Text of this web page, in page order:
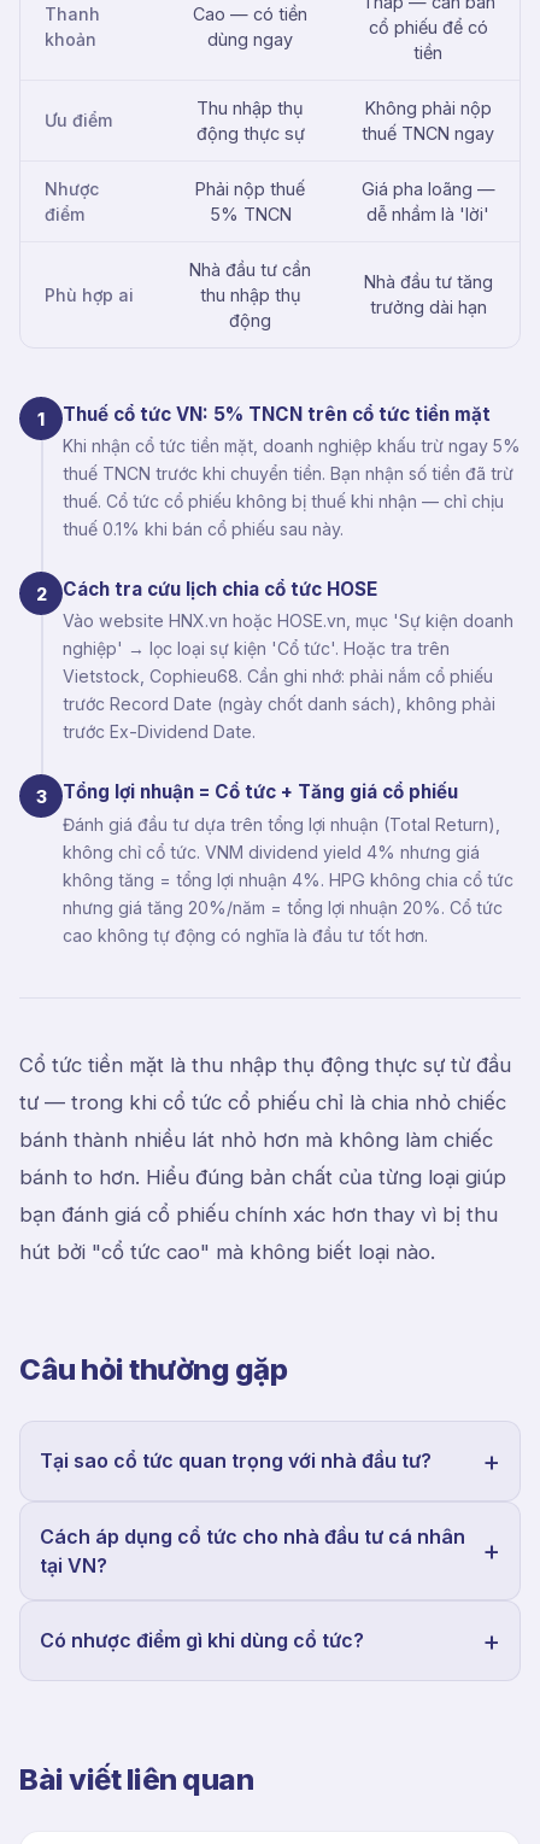
Thanh
khoản
Cao — có tiền
dùng ngay
cổ phiếu để có
tiền
Ưu điểm
Thu nhập thụ
động thực sự
Không phải nộp
thuế TNCN ngay
Nhược
điểm
Phải nộp thuế
5% TNCN
Giá pha loãng —
dễ nhầm là 'lời'
Phù hợp ai
Nhà đầu tư cần
thu nhập thụ
động
Nhà đầu tư tăng
trưởng dài hạn
1 Thuế cổ tức VN: 5% TNCN trên cổ tức tiền mặt
Khi nhận cổ tức tiền mặt, doanh nghiệp khấu trừ ngay 5%
thuế TNCN trước khi chuyển tiền. Bạn nhận số tiền đã trừ
thuế. Cổ tức cổ phiếu không bị thuế khi nhận — chỉ chịu
thuế 0.1% khi bán cổ phiếu sau này.
2 Cách tra cứu lịch chia cổ tức HOSE
Vào website HNX.vn hoặc HOSE.vn, mục 'Sự kiện doanh
nghiệp' → lọc loại sự kiện 'Cổ tức'. Hoặc tra trên
Vietstock, Cophieu68. Cần ghi nhớ: phải nắm cổ phiếu
trước Record Date (ngày chốt danh sách), không phải
trước Ex-Dividend Date.
3 Tổng lợi nhuận = Cổ tức + Tăng giá cổ phiếu
Đánh giá đầu tư dựa trên tổng lợi nhuận (Total Return),
không chỉ cổ tức. VNM dividend yield 4% nhưng giá
không tăng = tổng lợi nhuận 4%. HPG không chia cổ tức
nhưng giá tăng 20%/năm = tổng lợi nhuận 20%. Cổ tức
cao không tự động có nghĩa là đầu tư tốt hơn.
Cổ tức tiền mặt là thu nhập thụ động thực sự từ đầu
tư — trong khi cổ tức cổ phiếu chỉ là chia nhỏ chiếc
bánh thành nhiều lát nhỏ hơn mà không làm chiếc
bánh to hơn. Hiểu đúng bản chất của từng loại giúp
bạn đánh giá cổ phiếu chính xác hơn thay vì bị thu
hút bởi "cổ tức cao" mà không biết loại nào.
Câu hỏi thường gặp
Tại sao cổ tức quan trọng với nhà đầu tư?
Cách áp dụng cổ tức cho nhà đầu tư cá nhân
tại VN?
Có nhược điểm gì khi dùng cổ tức?
Bài viết liên quan